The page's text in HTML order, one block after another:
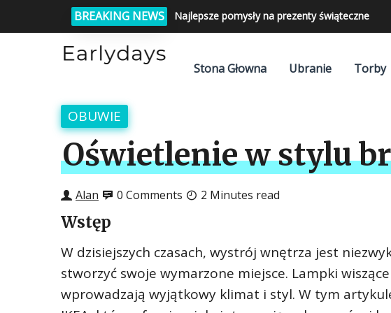
BREAKING NEWS Najlepsze pomysły na prezenty świąteczne
Stona Głowna Ubranie Torby
OBUWIE
Oświetlenie w stylu
Alan 0 Comments 2 Minutes read
Wstęp
W dzisiejszych czasach, wystrój wnętrza jest
stworzyć swoje wymarzone miejsce. Lampki
wprowadzają wyjątkowy klimat i styl. W tym